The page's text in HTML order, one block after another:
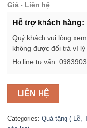
Giá - Liên hệ
Hỗ trợ khách hàng:
Quý khách vui lòng
không được đổi trả vì
Hotline tư vấn:
LIÊN HỆ
Categories: Quà tặng ( Lễ,